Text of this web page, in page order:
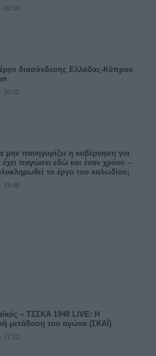
20:58
διασύνδεσης Ελλάδας-Κύπρου
20:02
πανηγυρίζει η κυβέρνηση για
παγώσει εδώ και έναν χρόνο –
το έργο του καλωδίου;
19:48
– ΤΣΣΚΑ 1948 LIVE: Η
μετάδοση του αγώνα (ΣΚΑΪ)
17:12